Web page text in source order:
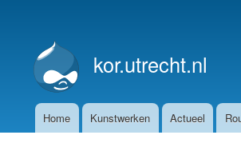
account
menu
kor.utrecht.nl
MainHome Kunstwerken Actueel